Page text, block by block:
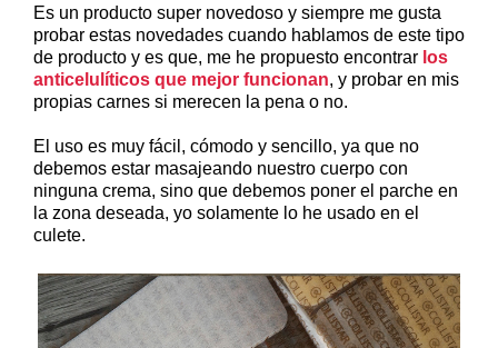
Es un producto super novedoso y siempre me gusta
probar estas novedades cuando hablamos de este tipo
de producto y es que, me he propuesto encontrar los
anticelulíticos que mejor funcionan, y probar en mis
propias carnes si merecen la pena o no.
El uso es muy fácil, cómodo y sencillo, ya que no
debemos estar masajeando nuestro cuerpo con
ninguna crema, sino que debemos poner el parche en
la zona deseada, yo solamente lo he usado en el
culete.